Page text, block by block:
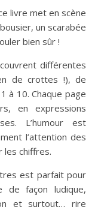
un scarabée
bien sûr !
différentes
de crottes !), de
à 10. Chaque page
en expressions
L’humour est
l’attention des
les chiffres.
est parfait pour
de façon ludique,
et surtout… rire